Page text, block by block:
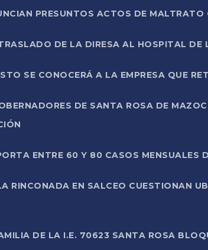
PRESUNTOS ACTOS DE
DE LA DIRESA AL HOSPITAL DE
SE CONOCERÁ A LA EMPRESA QUE
DE SANTA ROSA DE
ENTRE 60 Y 80 CASOS MENSUALES
RINCONADA EN SALCEO CUESTIONAN
DE LA I.E. 70623 SANTA ROSA